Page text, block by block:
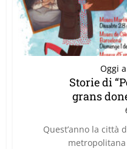
Oggi
Storie di
grans
Quest’anno la città
metropolitana